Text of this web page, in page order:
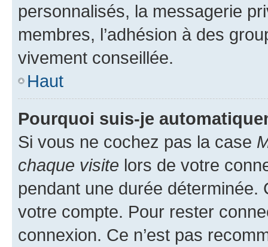
personnalisés, la messagerie
membres, l’adhésion à des
vivement conseillée.
Haut
Pourquoi suis-je
Si vous ne cochez pas la case
chaque visite lors de votre
pendant une durée déterminée.
votre compte. Pour rester
connexion. Ce n’est pas